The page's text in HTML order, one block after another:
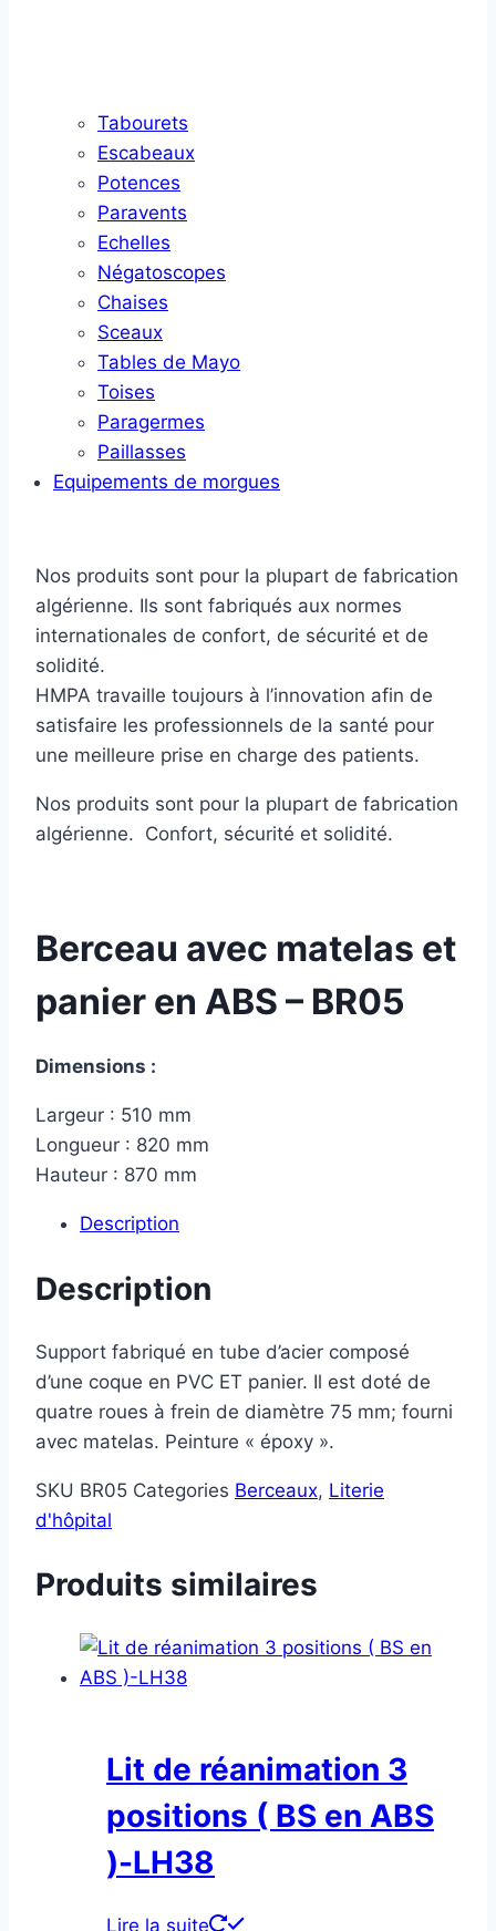
Tabourets
Escabeaux
Potences
Paravents
Echelles
Négatoscopes
Chaises
Sceaux
Tables de Mayo
Toises
Paragermes
Paillasses
Equipements de morgues
Nos produits sont pour la plupart de fabrication
algérienne. Ils sont fabriqués aux normes
internationales de confort, de sécurité et de
solidité.
HMPA travaille toujours à l’innovation afin de
satisfaire les professionnels de la santé pour
une meilleure prise en charge des patients.
Nos produits sont pour la plupart de fabrication
algérienne. Confort, sécurité et solidité.
Berceau avec matelas et
panier en ABS – BR05
Dimensions :
Largeur : 510 mm
Longueur : 820 mm
Hauteur : 870 mm
Description
Description
Support fabriqué en tube d’acier composé
d’une coque en PVC ET panier. Il est doté de
quatre roues à frein de diamètre 75 mm; fourni
avec matelas. Peinture « époxy ».
SKU BR05 Categories Berceaux, Literie
d'hôpital
Produits similaires
Lit de réanimation 3
positions ( BS en ABS
)-LH38
Lire la suite